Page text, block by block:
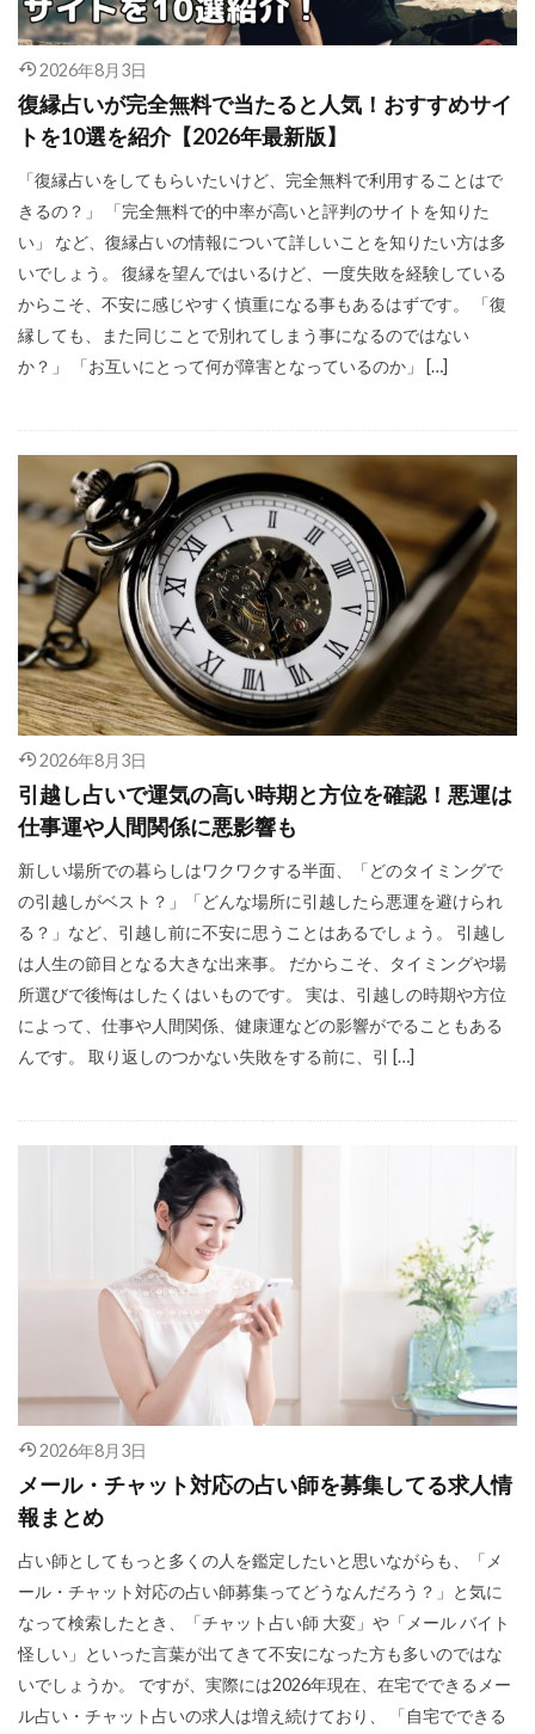
2026年8月3日
復縁占いが完全無料で当たると人気！おすすめサイ
トを10選を紹介【2026年最新版】
「復縁占いをしてもらいたいけど、完全無料で利用することはで
きるの？」 「完全無料で的中率が高いと評判のサイトを知りた
い」 など、復縁占いの情報について詳しいことを知りたい方は多
いでしょう。 復縁を望んではいるけど、一度失敗を経験している
からこそ、不安に感じやすく慎重になる事もあるはずです。 「復
縁しても、また同じことで別れてしまう事になるのではない
か？」 「お互いにとって何が障害となっているのか」 […]
2026年8月3日
引越し占いで運気の高い時期と方位を確認！悪運は
仕事運や人間関係に悪影響も
新しい場所での暮らしはワクワクする半面、「どのタイミングで
の引越しがベスト？」「どんな場所に引越したら悪運を避けられ
る？」など、引越し前に不安に思うことはあるでしょう。 引越し
は人生の節目となる大きな出来事。 だからこそ、タイミングや場
所選びで後悔はしたくはいものです。 実は、引越しの時期や方位
によって、仕事や人間関係、健康運などの影響がでることもある
んです。 取り返しのつかない失敗をする前に、引 […]
2026年8月3日
メール・チャット対応の占い師を募集してる求人情
報まとめ
占い師としてもっと多くの人を鑑定したいと思いながらも、「メ
ール・チャット対応の占い師募集ってどうなんだろう？」と気に
なって検索したとき、「チャット占い師 大変」や「メール バイト
怪しい」といった言葉が出てきて不安になった方も多いのではな
いでしょうか。 ですが、実際には2026年現在、在宅でできるメー
ル占い・チャット占いの求人は増え続けており、 「自宅でできる